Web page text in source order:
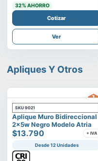
32% AHORRO
Cotizar
Ver
Apliques Y Otros
SKU 9021
Aplique Muro Bidireccional
2x5w Negro Modelo Atria
$13.790 + IVA
Desde 12 Unidades